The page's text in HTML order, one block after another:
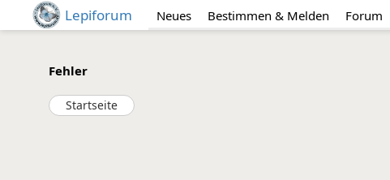
Lepiforum Neues Bestimmen & Melden Forum
Fehler
Startseite